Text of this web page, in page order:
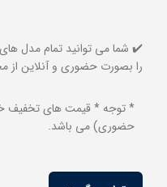
✔️ شما می توانید تمام مدل
را بصورت حضوری و آنلاین از
* توجه *قیمت های تخفیف
حضوری) می باشد.